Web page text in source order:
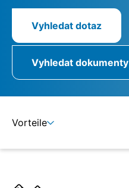
Vyhledat dotaz
Vyhledat dokumenty
Vorteile